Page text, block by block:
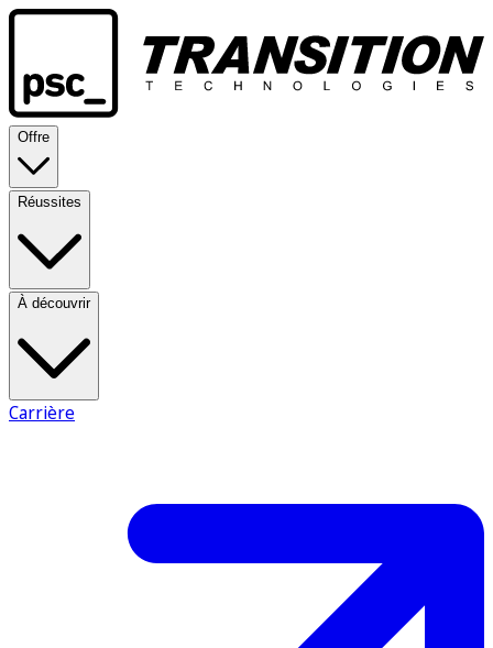
Offre
Réussites
À découvrir
Carrière